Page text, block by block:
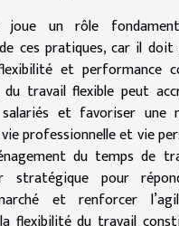
joue un rôle
ces pratiques, car il
et performance
du travail flexible peut
et favoriser une
professionnelle et vie
du temps de
stratégique pour
et renforcer